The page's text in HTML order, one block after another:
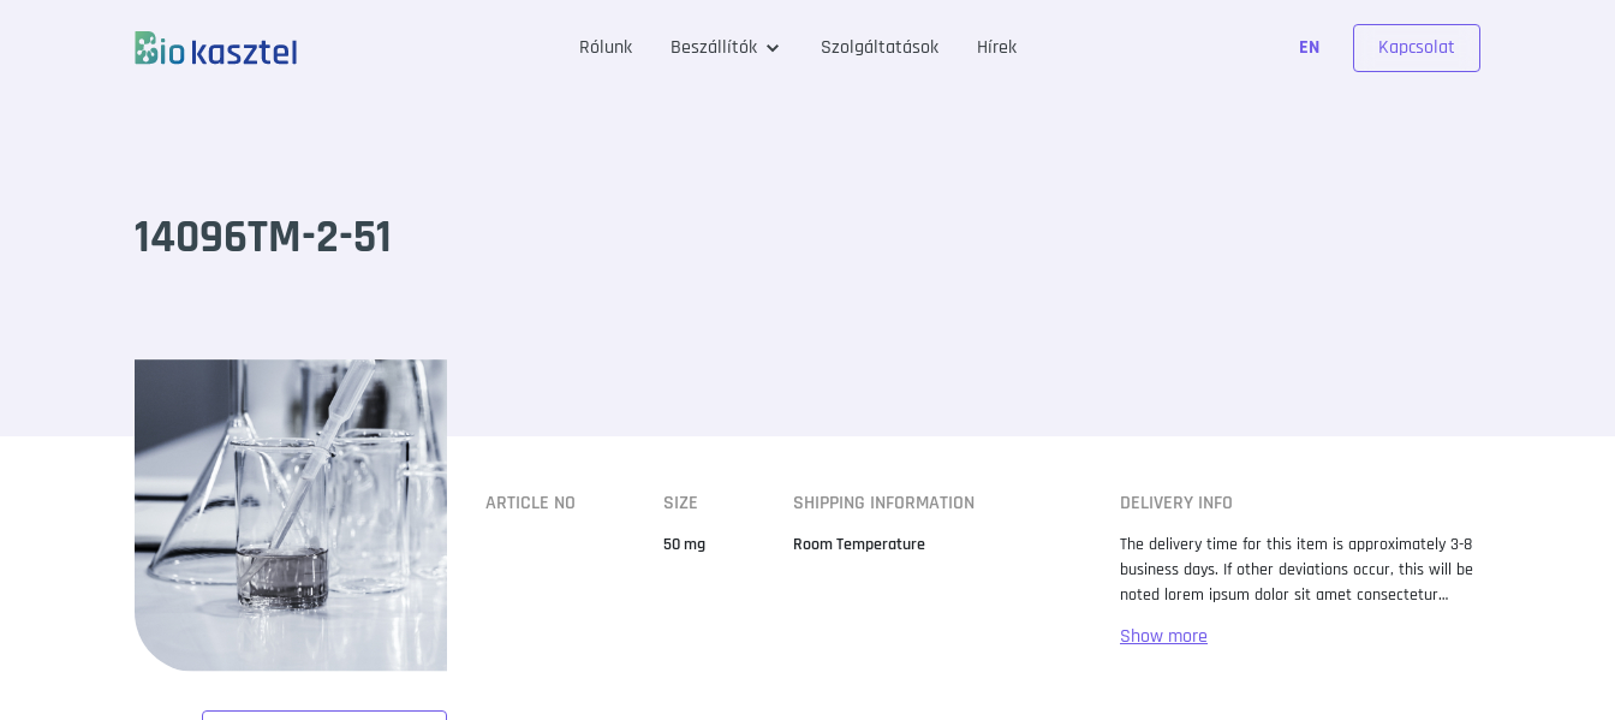
Rólunk Beszállítók Szolgáltatások Hírek EN Kapcsolat
14096TM-2-51
ARTICLE NO SIZE
50 mg
SHIPPING INFORMATION
Room Temperature
DELIVERY INFO
The delivery time for this item is approximately 3-8
business days. If other deviations occur, this will be
noted lorem ipsum dolor sit amet consectetur
standard dummy text ever since the 1500s, when